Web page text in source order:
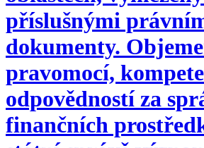
příslušnými
dokumenty.
pravomocí,
odpovědností za
finančních